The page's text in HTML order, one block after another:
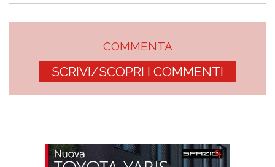
COMMENTA
SCRIVI/SCOPRI I COMMENTI